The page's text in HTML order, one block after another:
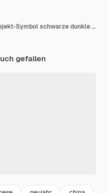
Rahmenmuster Oberfläche Objekt-Symbol schwarze dunkle Farbe Symbol Zeichen chinesisches Neujahr 2024 2025 2026 Februar
gefallen